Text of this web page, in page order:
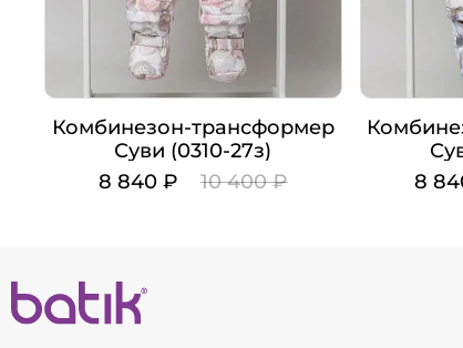
Комбинезон-трансформер
Суви (0310-27з)
8 840 ₽
10 400 ₽
8